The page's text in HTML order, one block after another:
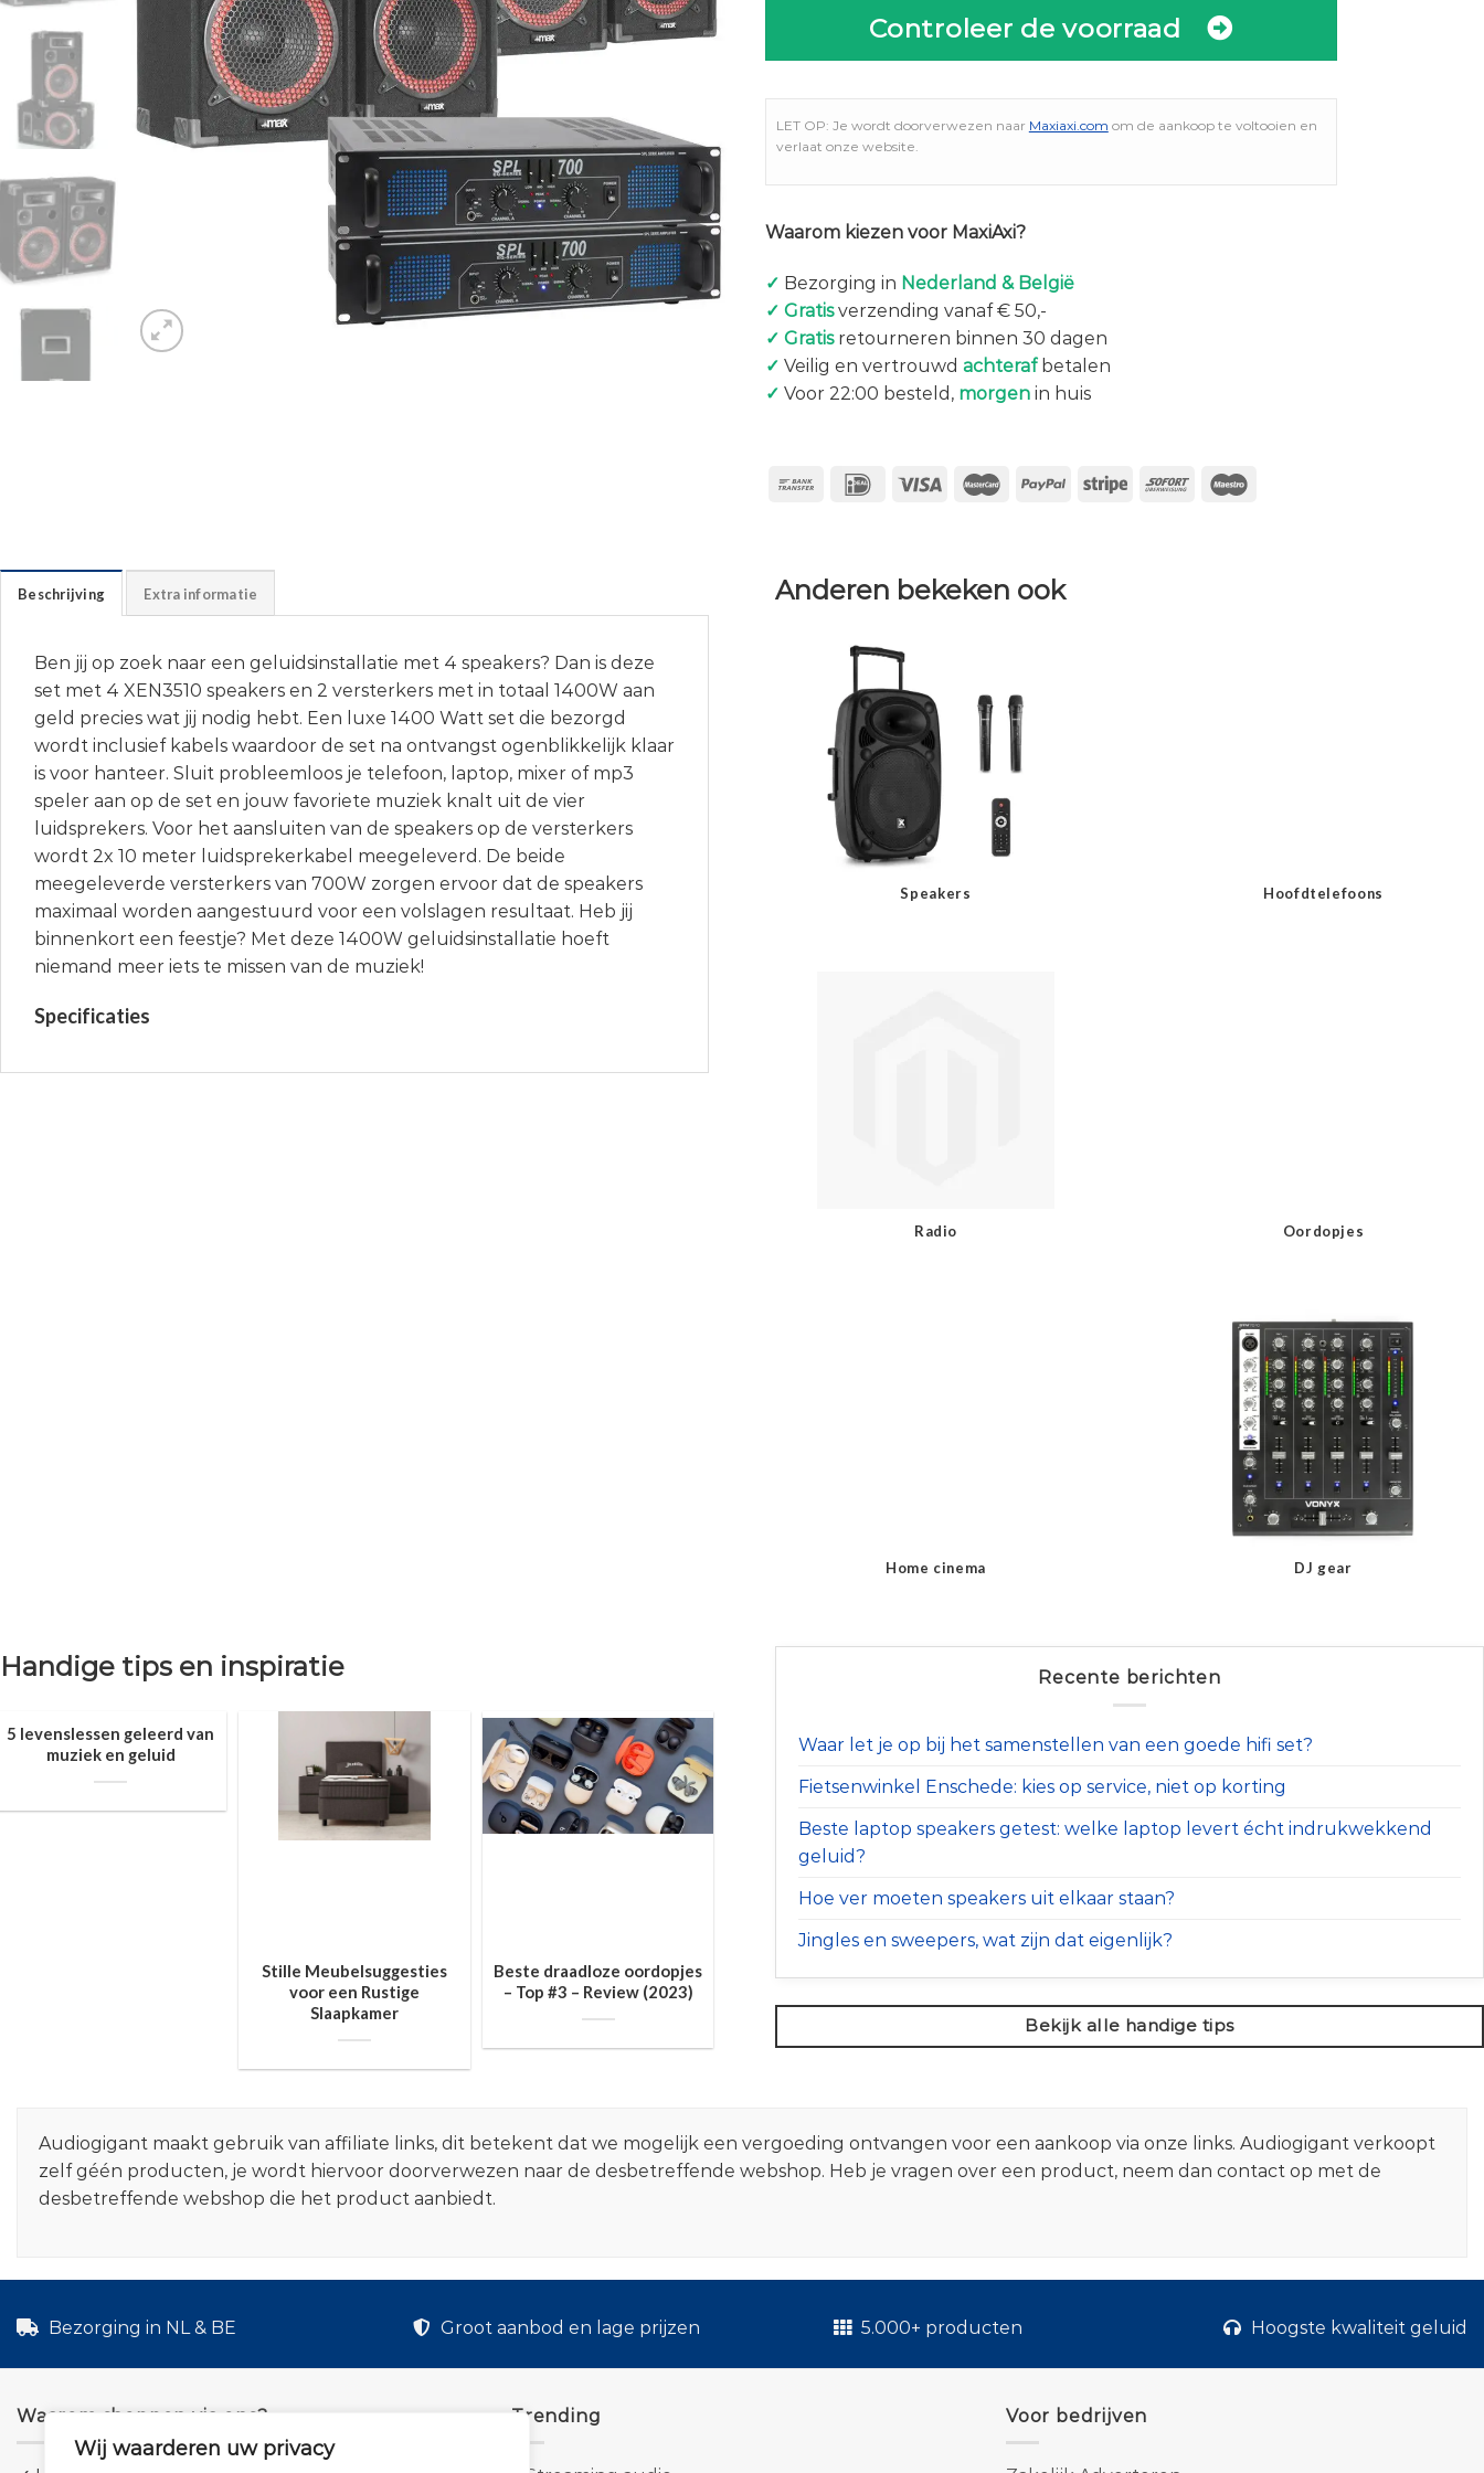
Wij waarderen uw privacy
Controleer de voorraad
LET OP: Je wordt doorverwezen naar Maxiaxi.com om de aankoop te voltooien en
verlaat onze website.
Waarom kiezen voor MaxiAxi?
✓ Bezorging in Nederland & België
✓ Gratisverzending vanaf € 50,-
✓ Gratisretourneren binnen 30 dagen
✓ Veilig en vertrouwd achterafbetalen
✓ Voor 22:00 besteld, morgenin huis
Beschrijving Extra informatie
Ben jij op zoek naar een geluidsinstallatie met 4 speakers? Dan is deze
set met 4 XEN3510 speakers en 2 versterkers met in totaal 1400W aan
geld precies wat jij nodig hebt. Een luxe 1400 Watt set die bezorgd
wordt inclusief kabels waardoor de set na ontvangst ogenblikkelijk klaar
is voor hanteer. Sluit probleemloos je telefoon, laptop, mixer of mp3
speler aan op de set en jouw favoriete muziek knalt uit de vier
luidsprekers. Voor het aansluiten van de speakers op de versterkers
wordt 2x 10 meter luidsprekerkabel meegeleverd. De beide
meegeleverde versterkers van 700W zorgen ervoor dat de speakers
maximaal worden aangestuurd voor een volslagen resultaat. Heb jij
binnenkort een feestje? Met deze 1400W geluidsinstallatie hoeft
niemand meer iets te missen van de muziek!
Specificaties
Anderen bekeken ook
Speakers Hoofdtelefoons
Radio Oordopjes
Home cinema DJ gear
Handige tips en inspiratie
5 levenslessen geleerd van
muziek en geluid
Stille Meubelsuggesties
voor een Rustige
Slaapkamer
Beste draadloze oordopjes
– Top #3 – Review (2023)
Recente berichten
Waar let je op bij het samenstellen van een goede hifi set?
Fietsenwinkel Enschede: kies op service, niet op korting
Beste laptop speakers getest: welke laptop levert écht indrukwekkend
geluid?
Hoe ver moeten speakers uit elkaar staan?
Jingles en sweepers, wat zijn dat eigenlijk?
Bekijk alle handige tips
Audiogigant maakt gebruik van affiliate links, dit betekent dat we mogelijk een vergoeding ontvangen voor een aankoop via onze links. Audiogigant verkoopt
zelf géén producten, je wordt hiervoor doorverwezen naar de desbetreffende webshop. Heb je vragen over een product, neem dan contact op met de
desbetreffende webshop die het product aanbiedt.
Bezorging in NL & BE Groot aanbod en lage prijzen 5.000+ producten Hoogste kwaliteit geluid
Waarom shoppen via ons? Trending Voor bedrijven